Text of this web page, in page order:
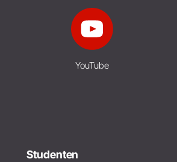
YouTube
Studenten